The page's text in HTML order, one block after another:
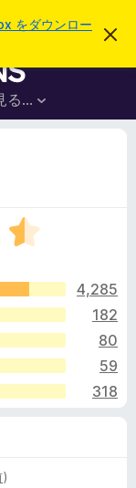
をダウンロー
こ
を
る...
ログイン
4,285
182
80
59
318
)